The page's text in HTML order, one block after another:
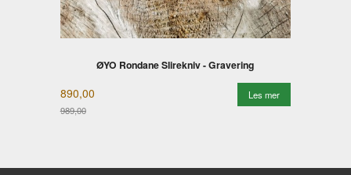
ØYO Rondane Slirekniv - Gravering
890,00
989,00
Les mer